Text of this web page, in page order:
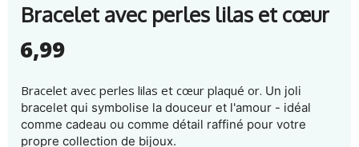
Bracelet avec perles lilas et cœur
6,99
Bracelet avec perles lilas et cœur plaqué or. Un joli
bracelet qui symbolise la douceur et l'amour - idéal
comme cadeau ou comme détail raffiné pour votre
propre collection de bijoux.